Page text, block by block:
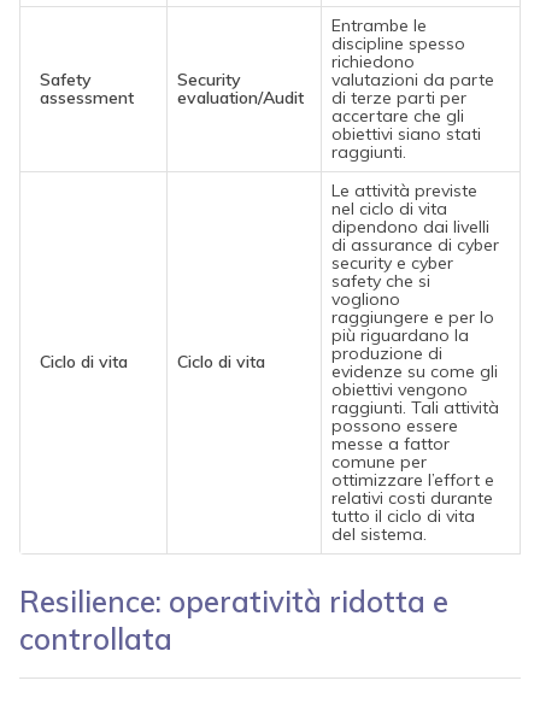
Safety
assessment
Security
evaluation/Audit
Entrambe le
discipline spesso
richiedono
valutazioni da parte
di terze parti per
accertare che gli
obiettivi siano stati
raggiunti.
Ciclo di vita Ciclo di vita
Le attività previste
nel ciclo di vita
dipendono dai livelli
di assurance di cyber
security e cyber
safety che si
vogliono
raggiungere e per lo
più riguardano la
produzione di
evidenze su come gli
obiettivi vengono
raggiunti. Tali attività
possono essere
messe a fattor
comune per
ottimizzare l’effort e
relativi costi durante
tutto il ciclo di vita
del sistema.
Resilience: operatività ridotta e
controllata